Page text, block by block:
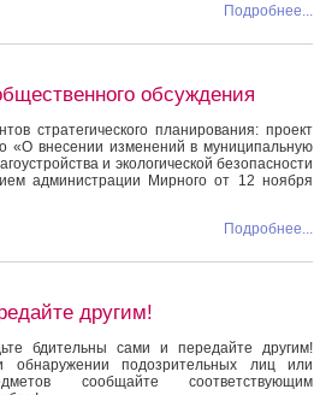
Подробнее...
обсуждения
стратегического планирования: проект
«О внесении изменений в муниципальную
и экологической безопасности
администрации Мирного от 12 ноября
Подробнее...
другим!
бдительны сами и передайте другим!
обнаружении подозрительных лиц или
сообщайте соответствующим